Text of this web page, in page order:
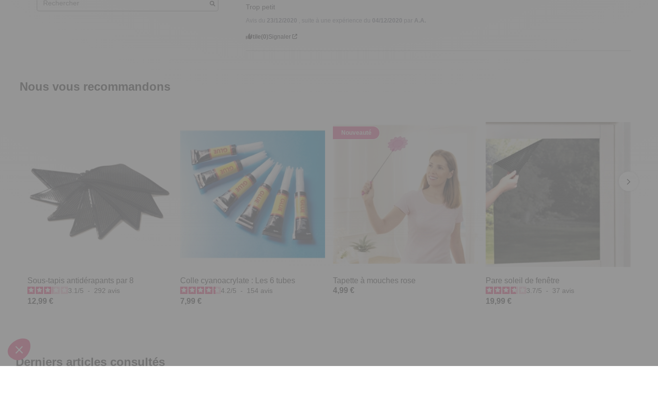
Trop petit
Utile(0)Signaler
Nous vous recommandons
Sous-tapis antidérapants par 8
3.1 /5 - 292 avis
12,99 €
Colle cyanoacrylate : Les 6 tubes
4.2/5 - 154 avis
7,99 €
Nouveauté
Tapette à mouches rose
4,99 €
Pare soleil de fenêtre
3.7/5 - 37 avis
19,99 €
Derniers articles consultés